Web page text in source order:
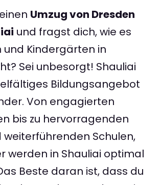
Umzug von Dresden
und fragst dich, wie es
und Kindergärten in
Sei unbesorgt! Shauliai
Bildungsangebot
Von engagierten
bis zu hervorragenden
Schulen,
werden in Shauliai optimal
Beste daran ist, dass du